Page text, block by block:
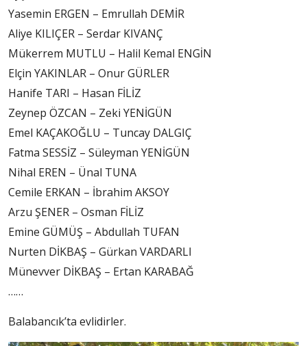
Yasemin ERGEN – Emrullah DEMİR
Aliye KILIÇER – Serdar KIVANÇ
Mükerrem MUTLU – Halil Kemal ENGİN
Elçin YAKINLAR – Onur GÜRLER
Hanife TARI – Hasan FİLİZ
Zeynep ÖZCAN – Zeki YENİGÜN
Emel KAÇAKOĞLU – Tuncay DALGIÇ
Fatma SESSİZ – Süleyman YENİGÜN
Nihal EREN – Ünal TUNA
Cemile ERKAN – İbrahim AKSOY
Arzu ŞENER – Osman FİLİZ
Emine GÜMÜŞ – Abdullah TUFAN
Nurten DİKBAŞ – Gürkan VARDARLI
Münevver DİKBAŞ – Ertan KARABAĞ
……
Balabancık’ta evlidirler.